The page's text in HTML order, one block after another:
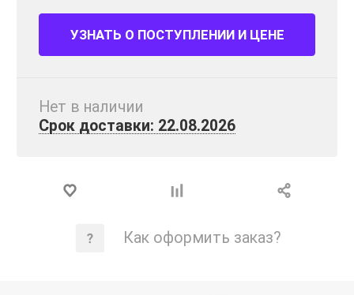
УЗНАТЬ О ПОСТУПЛЕНИИ И ЦЕНЕ
Нет в наличии
Срок доставки: 22.08.2026
Как оформить заказ?